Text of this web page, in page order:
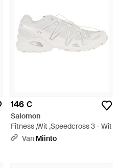
146 €
Salomon
Fitness ,Wit ,Speedcross 3 - Wit
Van Miinto